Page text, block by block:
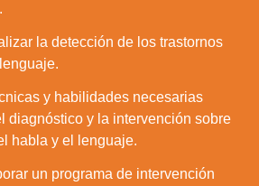
la detección de los trastornos
y habilidades necesarias
diagnóstico y la intervención sobre
habla y el lenguaje.
un programa de intervención